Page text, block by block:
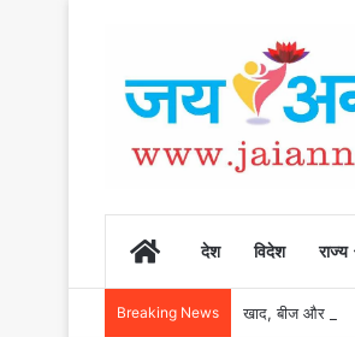
Homeदेश विदेश राज्य
Breaking News खाद, बीज और